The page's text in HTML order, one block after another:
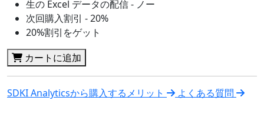
生の Excel データの配信 - ノー
次回購入割引 - 20%
20%割引をゲット
カートに追加
SDKI Analyticsから購入するメリット よくある質問